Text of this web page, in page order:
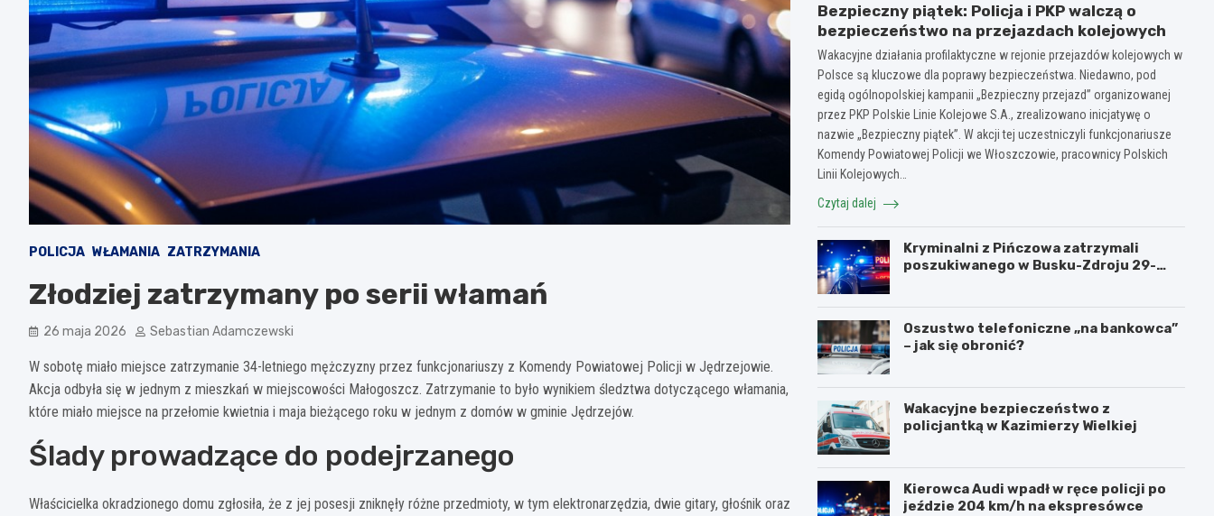
POLICJA WŁAMANIA ZATRZYMANIA
Złodziej zatrzymany po serii włamań
26 maja 2026 Sebastian Adamczewski
W sobotę miało miejsce zatrzymanie 34-letniego mężczyzny przez funkcjonariuszy z Komendy Powiatowej Policji w Jędrzejowie.
Akcja odbyła się w jednym z mieszkań w miejscowości Małogoszcz. Zatrzymanie to było wynikiem śledztwa dotyczącego włamania,
które miało miejsce na przełomie kwietnia i maja bieżącego roku w jednym z domów w gminie Jędrzejów.
Ślady prowadzące do podejrzanego
Właścicielka okradzionego domu zgłosiła, że z jej posesji zniknęły różne przedmioty, w tym elektronarzędzia, dwie gitary, głośnik oraz
Bezpieczny piątek: Policja i PKP walczą o
bezpieczeństwo na przejazdach kolejowych
Wakacyjne działania profilaktyczne w rejonie przejazdów kolejowych w
Polsce są kluczowe dla poprawy bezpieczeństwa. Niedawno, pod
egidą ogólnopolskiej kampanii „Bezpieczny przejazd” organizowanej
przez PKP Polskie Linie Kolejowe S.A., zrealizowano inicjatywę o
nazwie „Bezpieczny piątek”. W akcji tej uczestniczyli funkcjonariusze
Komendy Powiatowej Policji we Włoszczowie, pracownicy Polskich
Linii Kolejowych…
Czytaj dalej
Kryminalni z Pińczowa zatrzymali
poszukiwanego w Busku-Zdroju 29-
Oszustwo telefoniczne „na bankowca”
– jak się obronić?
Wakacyjne bezpieczeństwo z
policjantką w Kazimierzy Wielkiej
Kierowca Audi wpadł w ręce policji po
jeździe 204 km/h na ekspresówce